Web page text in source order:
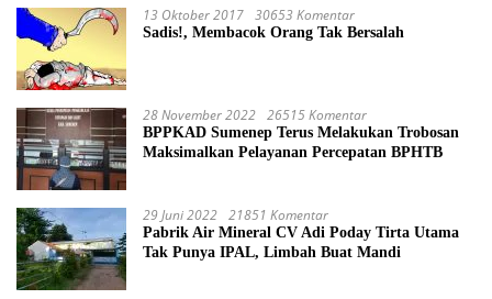
13 Oktober 2017 30653 Komentar
Sadis!, Membacok Orang Tak Bersalah
28 November 2022 26515 Komentar
BPPKAD Sumenep Terus Melakukan Trobosan
Maksimalkan Pelayanan Percepatan BPHTB
29 Juni 2022 21851 Komentar
Pabrik Air Mineral CV Adi Poday Tirta Utama
Tak Punya IPAL, Limbah Buat Mandi